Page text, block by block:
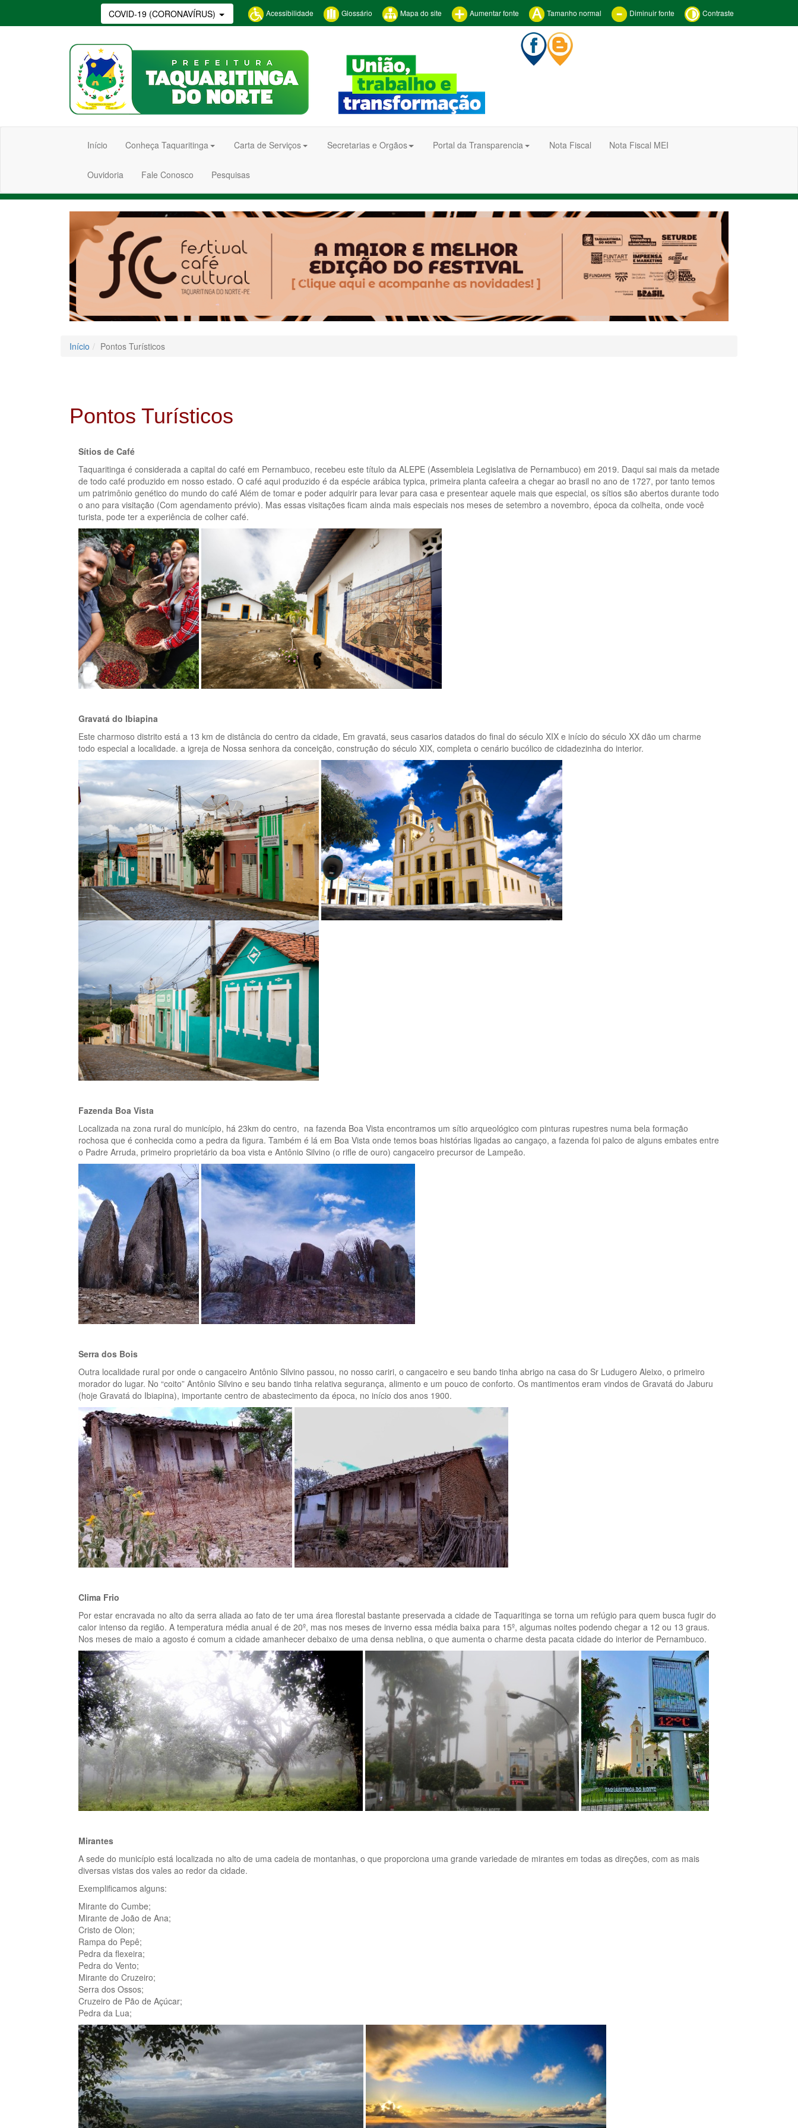
COVID-19 (CORONAVÍRUS) Acessibilidade Glossário Mapa do site Aumentar fonte Tamanho normal Diminuir fonte Contraste
Início Conheça Taquaritinga Carta de Serviços Secretarias e Orgãos Portal da Transparencia Nota Fiscal Nota Fiscal MEI
Ouvidoria Fale Conosco Pesquisas
Início Pontos Turísticos
Pontos Turísticos
Sítios de Café
Taquaritinga é considerada a capital do café em Pernambuco, recebeu este título da ALEPE (Assembleia Legislativa de Pernambuco) em 2019. Daqui sai mais da metade
de todo café produzido em nosso estado. O café aqui produzido é da espécie arábica typica, primeira planta cafeeira a chegar ao brasil no ano de 1727, por tanto temos
um patrimônio genético do mundo do café Além de tomar e poder adquirir para levar para casa e presentear aquele mais que especial, os sítios são abertos durante todo
o ano para visitação (Com agendamento prévio). Mas essas visitações ficam ainda mais especiais nos meses de setembro a novembro, época da colheita, onde você
turista, pode ter a experiência de colher café.
Gravatá do Ibiapina
Este charmoso distrito está a 13 km de distância do centro da cidade, Em gravatá, seus casarios datados do final do século XIX e início do século XX dão um charme
todo especial a localidade. a igreja de Nossa senhora da conceição, construção do século XIX, completa o cenário bucólico de cidadezinha do interior.
Fazenda Boa Vista
Localizada na zona rural do município, há 23km do centro, na fazenda Boa Vista encontramos um sítio arqueológico com pinturas rupestres numa bela formação
rochosa que é conhecida como a pedra da figura. Também é lá em Boa Vista onde temos boas histórias ligadas ao cangaço, a fazenda foi palco de alguns embates entre
o Padre Arruda, primeiro proprietário da boa vista e Antônio Silvino (o rifle de ouro) cangaceiro precursor de Lampeão.
Serra dos Bois
Outra localidade rural por onde o cangaceiro Antônio Silvino passou, no nosso cariri, o cangaceiro e seu bando tinha abrigo na casa do Sr Ludugero Aleixo, o primeiro
morador do lugar. No “coito” Antônio Silvino e seu bando tinha relativa segurança, alimento e um pouco de conforto. Os mantimentos eram vindos de Gravatá do Jaburu
(hoje Gravatá do Ibiapina), importante centro de abastecimento da época, no início dos anos 1900.
Clima Frio
Por estar encravada no alto da serra aliada ao fato de ter uma área florestal bastante preservada a cidade de Taquaritinga se torna um refúgio para quem busca fugir do
calor intenso da região. A temperatura média anual é de 20º, mas nos meses de inverno essa média baixa para 15º, algumas noites podendo chegar a 12 ou 13 graus.
Nos meses de maio a agosto é comum a cidade amanhecer debaixo de uma densa neblina, o que aumenta o charme desta pacata cidade do interior de Pernambuco.
Mirantes
A sede do município está localizada no alto de uma cadeia de montanhas, o que proporciona uma grande variedade de mirantes em todas as direções, com as mais
diversas vistas dos vales ao redor da cidade.
Exemplificamos alguns:
Mirante do Cumbe;
Mirante de João de Ana;
Cristo de Olon;
Rampa do Pepê;
Pedra da flexeira;
Pedra do Vento;
Mirante do Cruzeiro;
Serra dos Ossos;
Cruzeiro de Pão de Açúcar;
Pedra da Lua;